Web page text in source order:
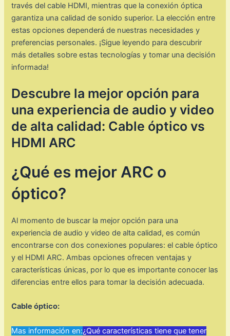
través del cable HDMI, mientras que la conexión óptica
garantiza una calidad de sonido superior. La elección entre
estas opciones dependerá de nuestras necesidades y
preferencias personales. ¡Sigue leyendo para descubrir
más detalles sobre estas tecnologías y tomar una decisión
informada!
Descubre la mejor opción para
una experiencia de audio y video
de alta calidad: Cable óptico vs
HDMI ARC
¿Qué es mejor ARC o
óptico?
Al momento de buscar la mejor opción para una
experiencia de audio y video de alta calidad, es común
encontrarse con dos conexiones populares: el cable óptico
y el HDMI ARC. Ambas opciones ofrecen ventajas y
características únicas, por lo que es importante conocer las
diferencias entre ellos para tomar la decisión adecuada.
Cable óptico:
Mas información en:¿Qué características tiene que tener